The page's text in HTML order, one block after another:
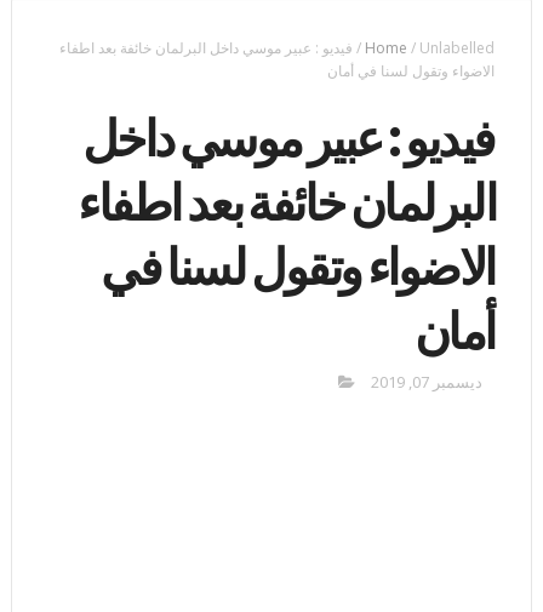
Home / Unlabelled
/ فيديو : عبير موسي داخل البرلمان خائفة بعد اطفاء
الاضواء وتقول لسنا في أمان
فيديو : عبير موسي داخل
البرلمان خائفة بعد اطفاء
الاضواء وتقول لسنا في
أمان
ديسمبر 07, 2019